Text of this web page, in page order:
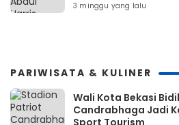
3 minggu yang lalu
PARIWISATA & KULINER
Wali Kota Bekasi
Candrabhaga Jadi